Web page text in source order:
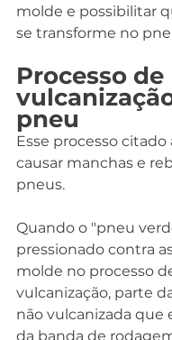
molde e possibilitar
se transforme no
Processo de
pneu
Esse processo
causar manchas e
pneus.
Quando o "pneu
pressionado contra
molde no processo
vulcanização, parte
não vulcanizada que
da banda de